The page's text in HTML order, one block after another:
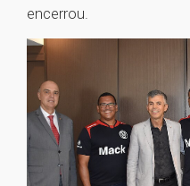
encerrou.